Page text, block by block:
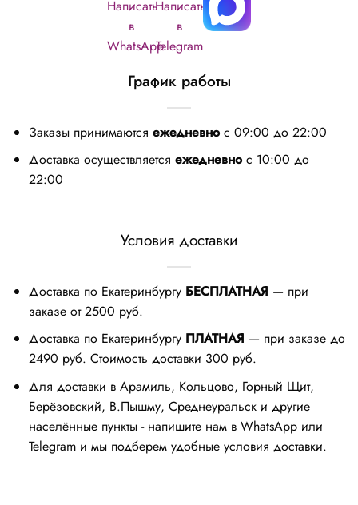
График работы
Заказы принимаются ежедневнос 09:00 до 22:00
Доставка осуществляется ежедневнос 10:00 до
22:00
Условия доставки
Доставка по Екатеринбургу БЕСПЛАТНАЯ — при
заказе от 2500 руб.
Доставка по Екатеринбургу ПЛАТНАЯ — при заказе до
2490 руб. Стоимость доставки 300 руб.
Для доставки в Арамиль, Кольцово, Горный Щит,
Берёзовский, В.Пышму, Среднеуральск и другие
населённые пункты - напишите нам в WhatsApp или
Telegram и мы подберем удобные условия доставки.